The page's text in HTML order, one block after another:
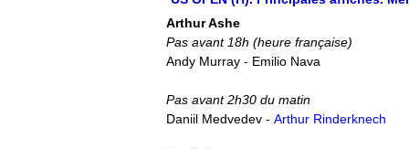
Arthur Ashe
Pas avant 18h (heure française)
Andy Murray - Emilio Nava
Pas avant 2h30 du matin
Daniil Medvedev - Arthur Rinderknech